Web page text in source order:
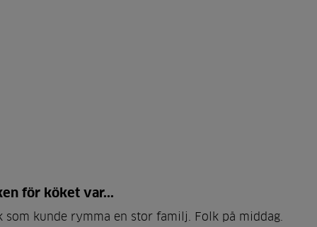
för köket var...
kunde rymma en stor familj. Folk på middag.